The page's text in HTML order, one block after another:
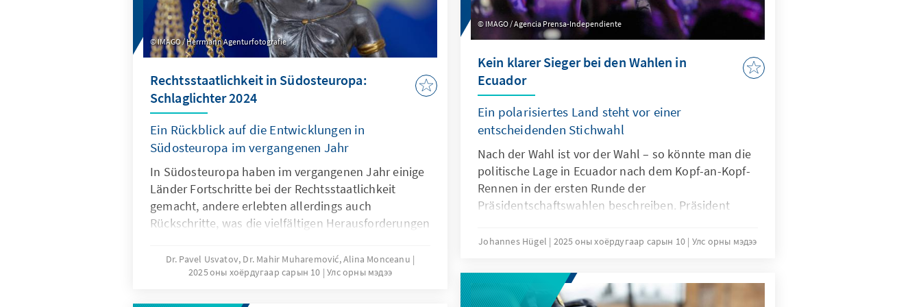
IMAGO / Agencia Prensa-Independiente
Kein klarer Sieger bei den Wahlen in
Ecuador
Ein polarisiertes Land steht vor einer
entscheidenden Stichwahl
Nach der Wahl ist vor der Wahl – so könnte man die
politische Lage in Ecuador nach dem Kopf-an-Kopf-
Rennen in der ersten Runde der
Präsidentschaftswahlen beschreiben. Präsident
Herausforderin Luisa González werden sich am 13.
gegenüberstehen. Dabei stehen nicht zuletzt in der
Außenpolitik zwei grundsätzlich entgegengesetzte
Johannes Hügel 2025 оны хоёрдугаар сарын 10 Улс орны мэдээ
IMAGO / Herrmann Agenturfotografie
Rechtsstaatlichkeit in Südosteuropa:
Schlaglichter 2024
Ein Rückblick auf die Entwicklungen in
Südosteuropa im vergangenen Jahr
In Südosteuropa haben im vergangenen Jahr einige
Länder Fortschritte bei der Rechtsstaatlichkeit
gemacht, andere erlebten allerdings auch
Rückschritte, was die vielfältigen Herausforderungen
anderem der neueste Rule of Law Index des World
Justice Project (WJP) ein gemischtes Bild: Bosnien
Dr. Pavel Usvatov, Dr. Mahir Muharemović, Alina Monceanu
2025 оны хоёрдугаар сарын 10 Улс орны мэдээ